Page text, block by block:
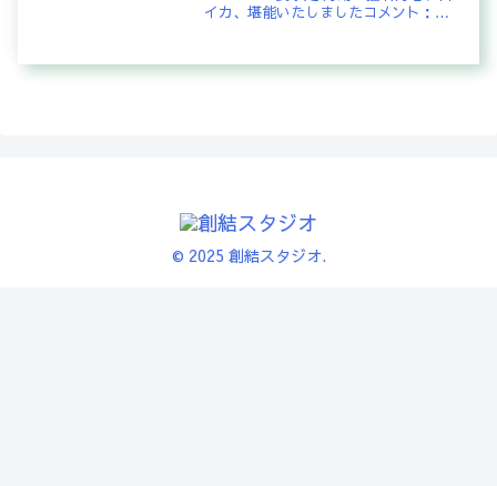
イカ、堪能いたしましたコメント：
は独特ですよねぇ〜Ｈ／Ｙ：ちょっと
© 2025 創結スタジオ.